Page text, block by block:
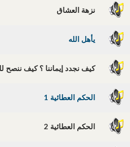
نزهة العشاق
يأهل الله
كيف نجدد إيماننا ؟ كيف ننصح
الحكم العطائية 1
الحكم العطائية 2